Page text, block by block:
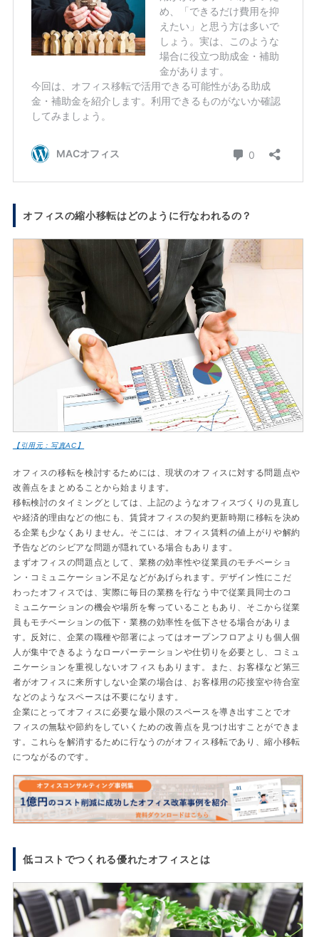
オフィスの縮小移転はどのように行なわれるの？
【引用元：写真AC】
オフィスの移転を検討するためには、現状のオフィスに対する問題点や
改善点をまとめることから始まります。
移転検討のタイミングとしては、上記のようなオフィスづくりの見直し
や経済的理由などの他にも、賃貸オフィスの契約更新時期に移転を決め
る企業も少なくありません。そこには、オフィス賃料の値上がりや解約
予告などのシビアな問題が隠れている場合もあります。
まずオフィスの問題点として、業務の効率性や従業員のモチベーショ
ン・コミュニケーション不足などがあげられます。デザイン性にこだ
わったオフィスでは、実際に毎日の業務を行なう中で従業員同士のコ
ミュニケーションの機会や場所を奪っていることもあり、そこから従業
員もモチベーションの低下・業務の効率性を低下させる場合がありま
す。反対に、企業の職種や部署によってはオープンフロアよりも個人個
人が集中できるようなローパーテーションや仕切りを必要とし、コミュ
ニケーションを重視しないオフィスもあります。また、お客様など第三
者がオフィスに来所すしない企業の場合は、お客様用の応接室や待合室
などのようなスペースは不要になります。
企業にとってオフィスに必要な最小限のスペースを導き出すことでオ
フィスの無駄や節約をしていくための改善点を見つけ出すことができま
す。これらを解消するために行なうのがオフィス移転であり、縮小移転
につながるのです。
低コストでつくれる優れたオフィスとは